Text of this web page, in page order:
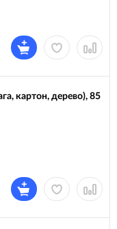
картон, дерево), 85